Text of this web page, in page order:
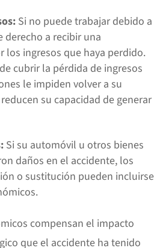
Si no puede trabajar debido a
derecho a recibir una
los ingresos que haya perdido.
cubrir la pérdida de ingresos
le impiden volver a su
su capacidad de generar
Si su automóvil u otros bienes
daños en el accidente, los
o sustitución pueden incluirse
compensan el impacto
que el accidente ha tenido